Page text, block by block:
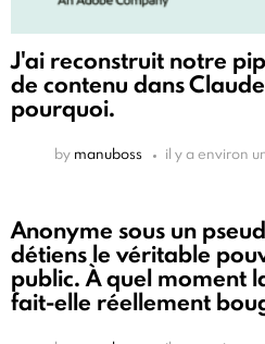
J'ai reconstruit notre
de contenu dans
pourquoi.
by manuboss il y a environ
Anonyme sous un
détiens le véritable
public. À quel moment
fait-elle réellement